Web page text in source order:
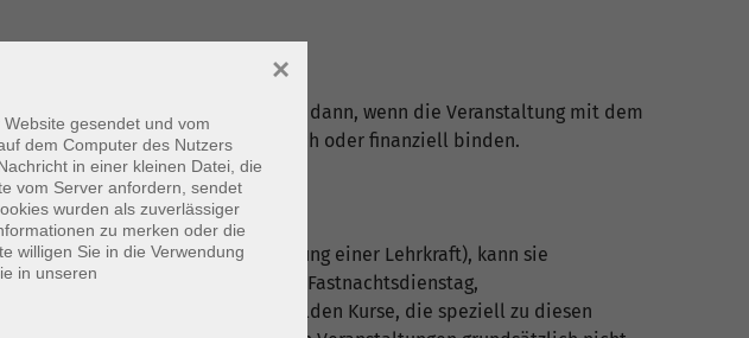
durchgeführt wird. Das gilt auch dann, wenn die Veranstaltung mit dem
zu treffen, die die VHS rechtlich oder finanziell binden.
(beispielsweise wegen Erkrankung einer Lehrkraft), kann sie
Tagen sowie am Rosenmontag, Fastnachtsdienstag,
statt. Ausnahmen bilden Kurse, die speziell zu diesen
gesendet und vom
dem Computer des Nutzers
in einer kleinen Datei, die
vom Server anfordern, sendet
wurden als zuverlässiger
zu merken oder die
willigen Sie in die Verwendung
in unseren
×